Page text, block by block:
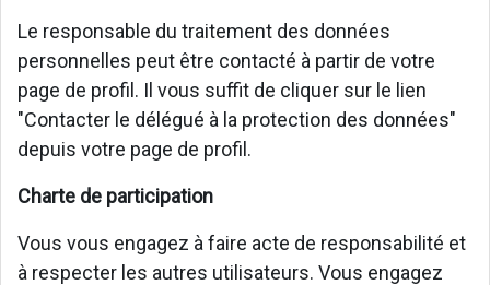
Le responsable du traitement des données
personnelles peut être contacté à partir de votre
page de profil. Il vous suffit de cliquer sur le lien
"Contacter le délégué à la protection des données"
depuis votre page de profil.
Charte de participation
Vous vous engagez à faire acte de responsabilité et
à respecter les autres utilisateurs. Vous engagez